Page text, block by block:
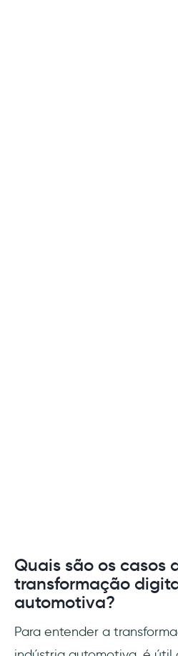
Quais são os casos
transformação
automotiva?
Para entender a